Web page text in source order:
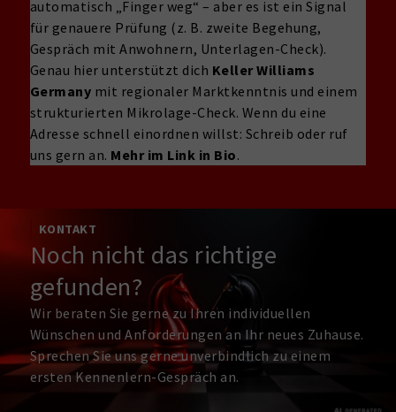
automatisch „Finger weg“ – aber es ist ein Signal
für genauere Prüfung (z. B. zweite Begehung,
Gespräch mit Anwohnern, Unterlagen-Check).
Genau hier unterstützt dich Keller Williams
Germany mit regionaler Marktkenntnis und einem
strukturierten Mikrolage-Check. Wenn du eine
Adresse schnell einordnen willst: Schreib oder ruf
uns gern an. Mehr im Link in Bio.
KONTAKT
Noch nicht das richtige
gefunden?
Wir beraten Sie gerne zu Ihren individuellen
Wünschen und Anforderungen an Ihr neues Zuhause.
Sprechen Sie uns gerne unverbindlich zu einem
ersten Kennenlern-Gespräch an.